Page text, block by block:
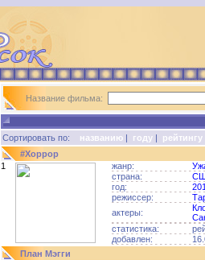
Название фильма:
Сортировать по: названию | году | рейтингу
#Хоррор
1
жанр:
страна:
год:
режиссер:
актеры:
статистика:
добавлен:
План Мэгги